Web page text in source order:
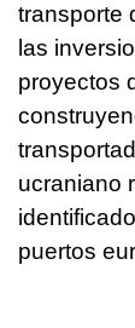
transporte
las
proyectos
ucraniano
puertos